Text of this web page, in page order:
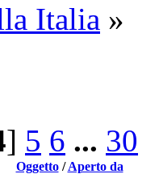
Italia »
] 5 6 ... 30
Oggetto/Aperto da